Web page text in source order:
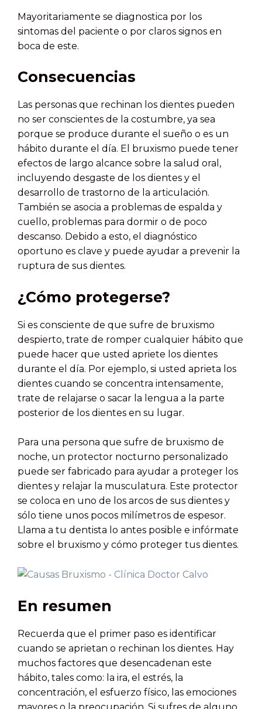
Mayoritariamente se diagnostica por los
sintomas del paciente o por claros signos en
boca de este.
Consecuencias
Las personas que rechinan los dientes pueden
no ser conscientes de la costumbre, ya sea
porque se produce durante el sueño o es un
hábito durante el día. El bruxismo puede tener
efectos de largo alcance sobre la salud oral,
incluyendo desgaste de los dientes y el
desarrollo de trastorno de la articulación.
También se asocia a problemas de espalda y
cuello, problemas para dormir o de poco
descanso. Debido a esto, el diagnóstico
oportuno es clave y puede ayudar a prevenir la
ruptura de sus dientes.
¿Cómo protegerse?
Si es consciente de que sufre de bruxismo
despierto, trate de romper cualquier hábito que
puede hacer que usted apriete los dientes
durante el día. Por ejemplo, si usted aprieta los
dientes cuando se concentra intensamente,
trate de relajarse o sacar la lengua a la parte
posterior de los dientes en su lugar.
Para una persona que sufre de bruxismo de
noche, un protector nocturno personalizado
puede ser fabricado para ayudar a proteger los
dientes y relajar la musculatura. Este protector
se coloca en uno de los arcos de sus dientes y
sólo tiene unos pocos milímetros de espesor.
Llama a tu dentista lo antes posible e infórmate
sobre el bruxismo y cómo proteger tus dientes.
En resumen
Recuerda que el primer paso es identificar
cuando se aprietan o rechinan los dientes. Hay
muchos factores que desencadenan este
hábito, tales como: la ira, el estrés, la
concentración, el esfuerzo físico, las emociones
mayores o la preocupación. Si sufres de alguno